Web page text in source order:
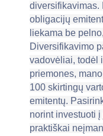
diversifikavimas.
obligacijų
liekama be
Diversifikavimo
vadovėliai, todėl
priemones,
100 skirtingų
emitentų.
norint investuoti
praktiškai